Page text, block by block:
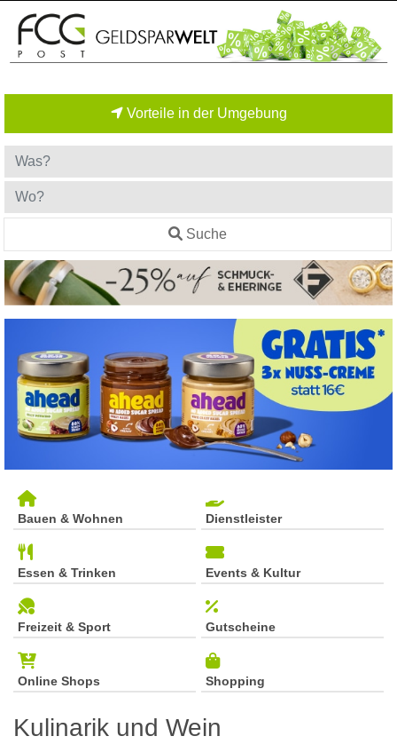
Vorteile in der Umgebung
Suche
Bauen & Wohnen Dienstleister
Essen & Trinken Events & Kultur
Freizeit & Sport Gutscheine
Online Shops Shopping
Kulinarik und Wein